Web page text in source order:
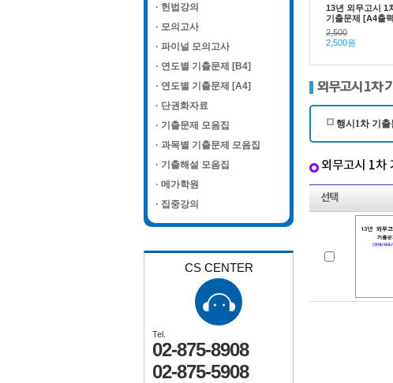
· 헌법강의
· 모의고사
· 파이널 모의고사
· 연도별 기출문제 [B4]
· 연도별 기출문제 [A4]
· 단권화자료
· 기출문제 모음집
· 과목별 기출문제 모음집
· 기출해설 모음집
· 메가학원
· 집중강의
CS CENTER
Tel.
02-875-8908
02-875-5908
13년 외무고시 1
기출문제 [A4출
2,500
2,500원
외무고시 1차
행시1차 기출
외무고시 1차
선택